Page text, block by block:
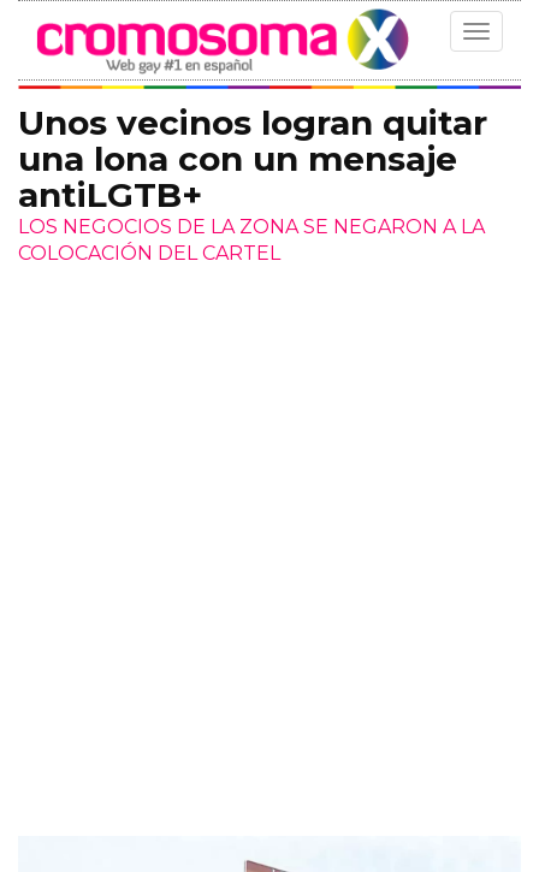
Toggle
Unos vecinos logran quitar
una lona con un mensaje
antiLGTB+
LOS NEGOCIOS DE LA ZONA SE NEGARON A LA
COLOCACIÓN DEL CARTEL